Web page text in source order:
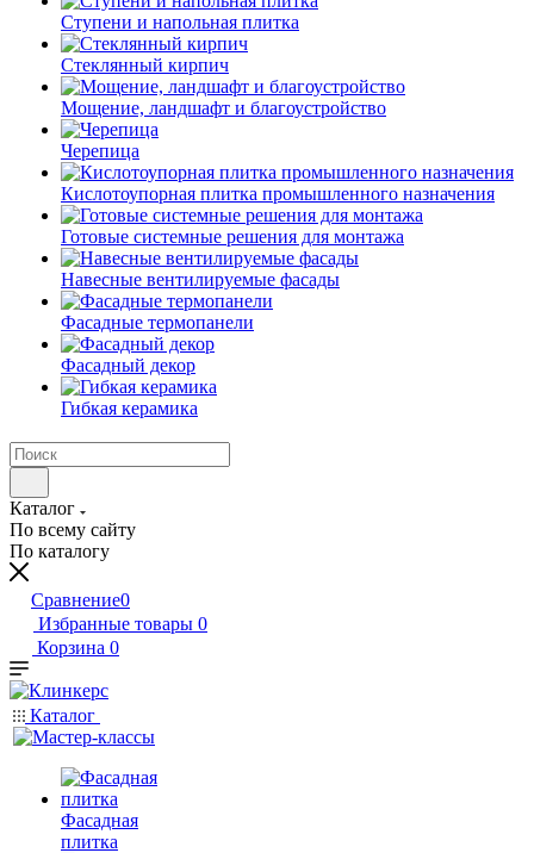
Ступени и напольная плитка
Cтеклянный кирпич
Мощение, ландшафт и благоустройство
Черепица
Кислотоупорная плитка промышленного назначения
Готовые системные решения для монтажа
Навесные вентилируемые фасады
Фасадные термопанели
Фасадный декор
Гибкая керамика
Каталог
По всему сайту
По каталогу
Сравнение0
Избранные товары 0
Корзина 0
Каталог
Фасадная
плитка